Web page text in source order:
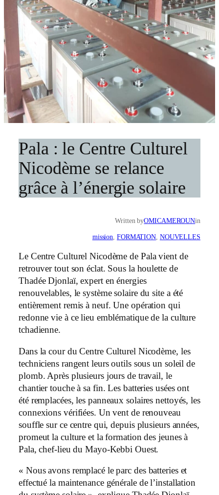
Pala : le Centre Culturel
Nicodème se relance
grâce à l’énergie solaire
Written byOMICAMEROUNin
mission FORMATION NOUVELLES
Le Centre Culturel Nicodème de Pala vient de
retrouver tout son éclat. Sous la houlette de
Thadée Djonlaï, expert en énergies
renouvelables, le système solaire du site a été
entièrement remis à neuf. Une opération qui
redonne vie à ce lieu emblématique de la culture
tchadienne.
Dans la cour du Centre Culturel Nicodème, les
techniciens rangent leurs outils sous un soleil de
plomb. Après plusieurs jours de travail, le
chantier touche à sa fin. Les batteries usées ont
été remplacées, les panneaux solaires nettoyés, les
connexions vérifiées. Un vent de renouveau
souffle sur ce centre qui, depuis plusieurs années,
promeut la culture et la formation des jeunes à
Pala, chef-lieu du Mayo-Kebbi Ouest.
« Nous avons remplacé le parc des batteries et
effectué la maintenance générale de l’installation